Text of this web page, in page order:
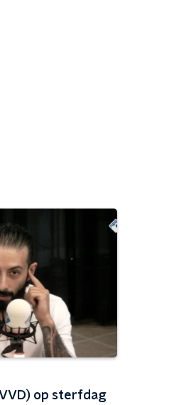
op sterfdag